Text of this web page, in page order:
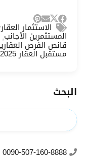
الاستثمار
المستثمرين الأجانب,
قانص الفرص
مستقبل العقار 2025
البحث
0090-507-160-8888